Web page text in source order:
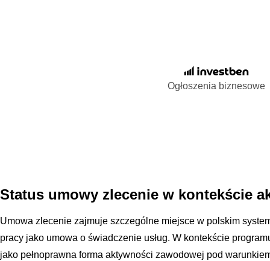
Ogłoszenia biznesowe
Status umowy zlecenie w kontekście
Umowa zlecenie zajmuje szczególne miejsce w polskim
pracy jako umowa o świadczenie usług. W kontekście
jako pełnoprawna forma aktywności zawodowej pod